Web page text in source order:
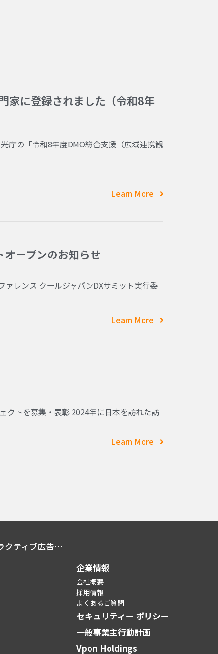
家に登録されました（令和8年
庁の「令和8年度DMO総合支援（広域連携観
Learn More
ープンのお知らせ
レンス クールジャパンDXサミット実行委
Learn More
クトを募集・表彰 2024年に日本を訪れた訪
Learn More
2021年4月よりJIAA（日本インタラクティブ広告協会）へ加盟
企業情報
会社概要
採用情報
よくあるご質問
セキュリティー ポリシー
一般事業主行動計画
Vpon Holdings